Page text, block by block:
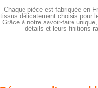
Chaque pièce est fabriquée en
tissus délicatement choisis pour
Grâce à notre savoir-faire
détails et leurs finitions